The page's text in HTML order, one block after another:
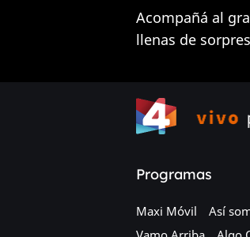
Acompañá al
llenas de
Programas
Maxi Móvil Así